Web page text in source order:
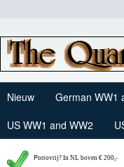
Nieuw German WW1
US WW1 and WW2
Portovrij? In NL boven € 200,-